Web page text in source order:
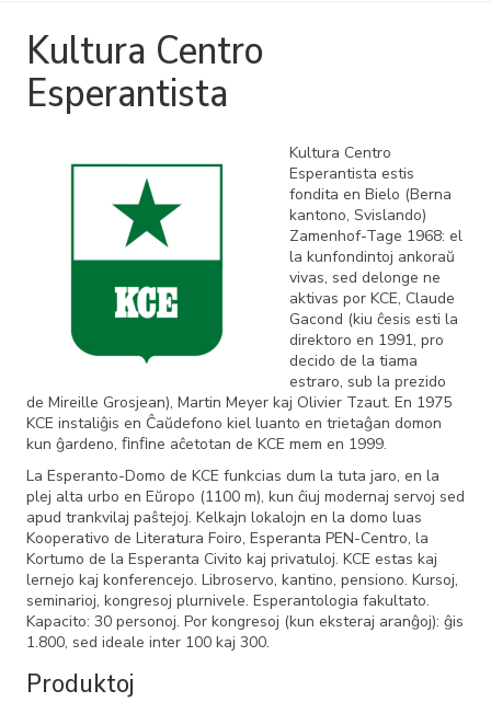
navigado
Kultura Centro
Esperantista
Kultura Centro
Esperantista estis
fondita en Bielo (Berna
kantono, Svislando)
Zamenhof-Tage 1968: el
la kunfondintoj ankoraŭ
vivas, sed delonge ne
aktivas por KCE, Claude
Gacond (kiu ĉesis esti la
direktoro en 1991, pro
decido de la tiama
estraro, sub la prezido
de Mireille Grosjean), Martin Meyer kaj Olivier Tzaut. En 1975
KCE instaliĝis en Ĉaŭdefono kiel luanto en trietaĝan domon
kun ĝardeno, ﬁnﬁne aĉetotan de KCE mem en 1999.
La Esperanto-Domo de KCE funkcias dum la tuta jaro, en la
plej alta urbo en Eŭropo (1100 m), kun ĉiuj modernaj servoj sed
apud trankvilaj paŝtejoj. Kelkajn lokalojn en la domo luas
Kooperativo de Literatura Foiro, Esperanta PEN-Centro, la
Kortumo de la Esperanta Civito kaj privatuloj. KCE estas kaj
lernejo kaj konferencejo. Libroservo, kantino, pensiono. Kursoj,
seminarioj, kongresoj plurnivele. Esperantologia fakultato.
Kapacito: 30 personoj. Por kongresoj (kun eksteraj aranĝoj): ĝis
1.800, sed ideale inter 100 kaj 300.
Produktoj